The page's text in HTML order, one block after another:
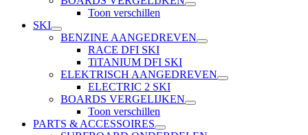
Toon verschillen
SKI
BENZINE AANGEDREVEN
RACE DFI SKI
TiTANIUM DFI SKI
ELEKTRISCH AANGEDREVEN
ELECTRIC 2 SKI
BOARDS VERGELIJKEN
Toon verschillen
PARTS & ACCESSOIRES